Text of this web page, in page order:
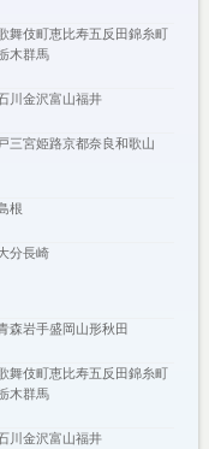
舞伎町恵比寿五反田錦糸町
木群馬
川 金沢富山福井
三宮姫路京都奈良和歌山
根
分長崎
森岩手盛岡山形秋田
舞伎町恵比寿五反田錦糸町
木群馬
川 金沢富山福井